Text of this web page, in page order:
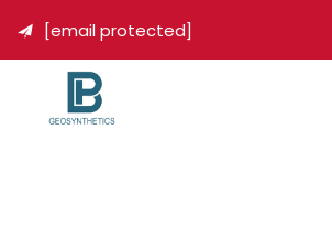
 [email protected]